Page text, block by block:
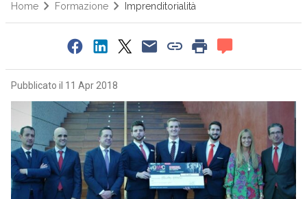
Home Formazione Imprenditorialità
Pubblicato il 11 Apr 2018